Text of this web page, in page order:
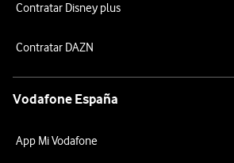
Contratar Disney plus
Contratar DAZN
Vodafone España
App Mi Vodafone